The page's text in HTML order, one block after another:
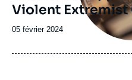
Violent Extremist
Date
publication
05 février 2024